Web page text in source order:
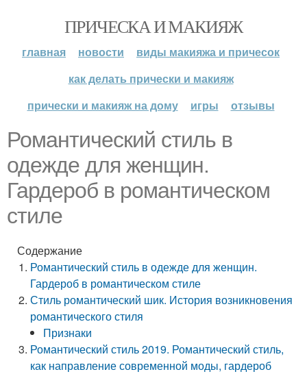
ПРИЧЕСКА И МАКИЯЖ
главная новости
виды макияжа и причесок
как делать прически и макияж
прически и макияж на дому
игры отзывы
Романтический стиль в
одежде для женщин.
Гардероб в романтическом
стиле
Содержание
Романтический стиль в одежде для женщин.
Гардероб в романтическом стиле
Стиль романтический шик. История возникновения
романтического стиля
Признаки
Романтический стиль 2019. Романтический стиль,
как направление современной моды, гардероб